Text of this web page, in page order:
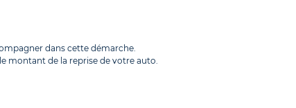
dans cette démarche.
montant de la reprise de votre auto.